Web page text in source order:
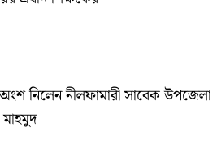
নিলেন নীলফামারী সাবেক উপজেলা